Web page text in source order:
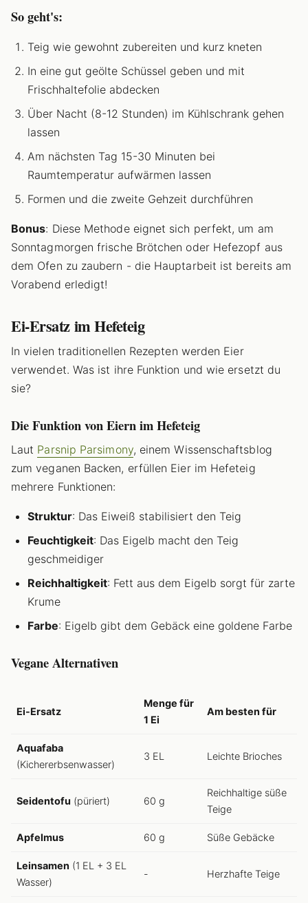
So geht's:
Teig wie gewohnt zubereiten und kurz kneten
In eine gut geölte Schüssel geben und mit
Frischhaltefolie abdecken
Über Nacht (8-12 Stunden) im Kühlschrank gehen
lassen
Am nächsten Tag 15-30 Minuten bei
Raumtemperatur aufwärmen lassen
Formen und die zweite Gehzeit durchführen
Bonus: Diese Methode eignet sich perfekt, um am
Sonntagmorgen frische Brötchen oder Hefezopf aus
dem Ofen zu zaubern - die Hauptarbeit ist bereits am
Vorabend erledigt!
Ei-Ersatz im Hefeteig
In vielen traditionellen Rezepten werden Eier
verwendet. Was ist ihre Funktion und wie ersetzt du
sie?
Die Funktion von Eiern im Hefeteig
Laut Parsnip Parsimony, einem Wissenschaftsblog
zum veganen Backen, erfüllen Eier im Hefeteig
mehrere Funktionen:
Struktur: Das Eiweiß stabilisiert den Teig
Feuchtigkeit: Das Eigelb macht den Teig
geschmeidiger
Reichhaltigkeit: Fett aus dem Eigelb sorgt für zarte
Krume
Farbe: Eigelb gibt dem Gebäck eine goldene Farbe
Vegane Alternativen
Ei-Ersatz
Menge für
1 Ei
Am besten für
Aquafaba
(Kichererbsenwasser)
3 EL Leichte Brioches
Seidentofu (püriert) 60 g
Reichhaltige süße
Teige
Apfelmus 60 g Süße Gebäcke
Leinsamen (1 EL + 3 EL
Wasser)
- Herzhafte Teige